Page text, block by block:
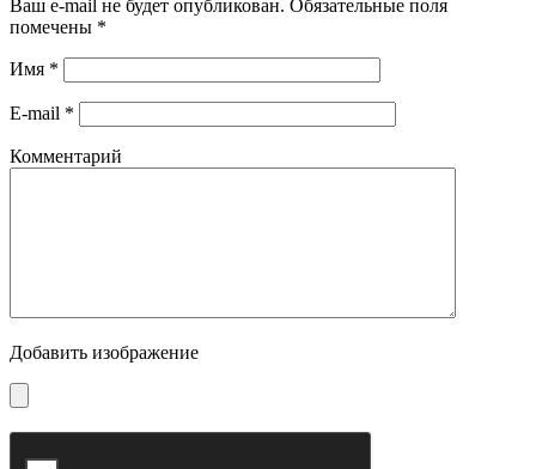
Ваш e-mail не будет опубликован. Обязательные поля
помечены *
Имя *
E-mail *
Комментарий
Добавить изображение